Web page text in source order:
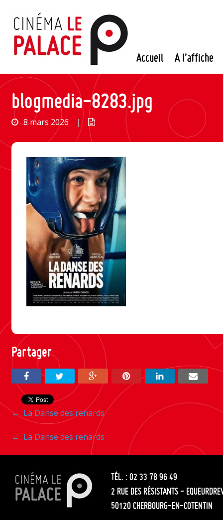
contenu
Accueil A l’affiche
blogmedia-8283.jpg
8 mars 2026 |
Partager
Navigation
entre
les
articles
← La Danse des renards
Navigation
entre
les
articles
← La Danse des renards
TÉL. : 02 33 78 96 49
2 RUE DES RÉSISTANTS -
50120 CHERBOURG-EN-COTENTIN